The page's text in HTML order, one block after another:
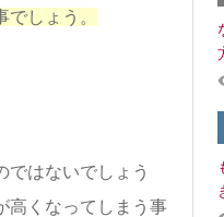
しょう。
ではないでしょう
高くなってしまう事